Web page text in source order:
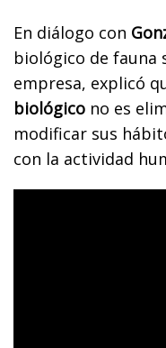
En diálogo con
biológico de fauna
empresa, explicó
biológico no es
modificar sus
con la actividad